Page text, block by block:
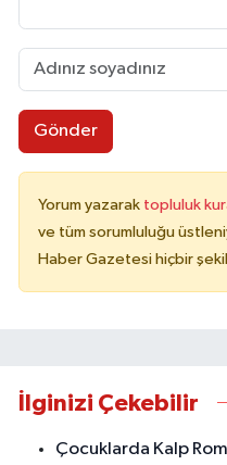
Gönder
Yorum yazarak topluluk
ve tüm sorumluluğu
Haber Gazetesi hiçbir
İlginizi Çekebilir
Çocuklarda Kalp